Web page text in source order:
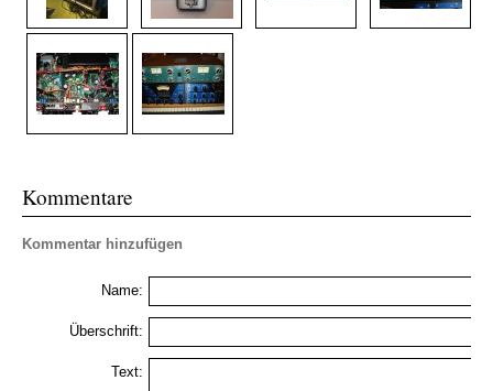
Kommentare
Kommentar hinzufügen
Name:
Überschrift:
Text: